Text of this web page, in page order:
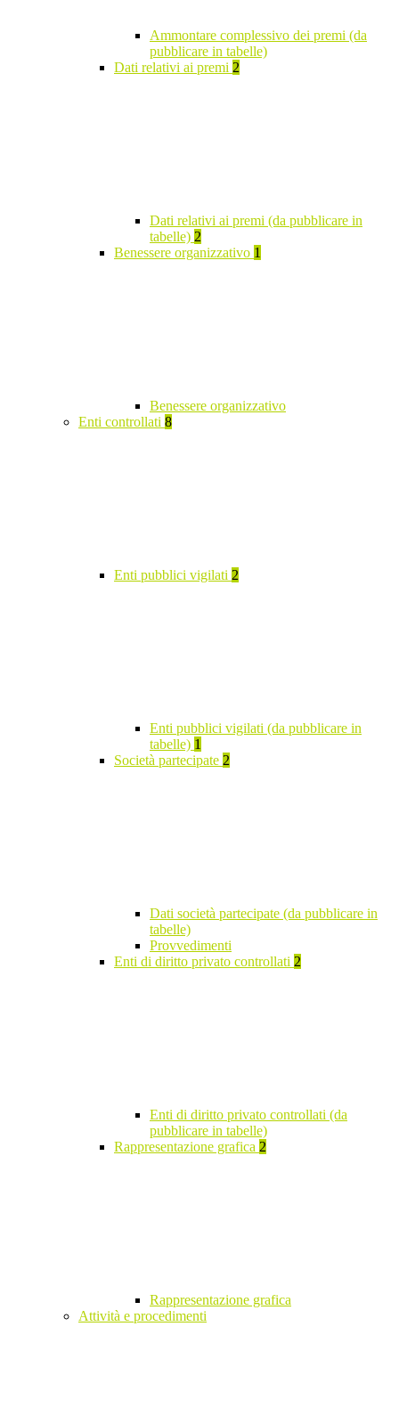
Ammontare complessivo dei premi (da
pubblicare in tabelle)
Dati relativi ai premi 2
Dati relativi ai premi (da pubblicare in
tabelle) 2
Benessere organizzativo 1
Benessere organizzativo
Enti controllati 8
Enti pubblici vigilati 2
Enti pubblici vigilati (da pubblicare in
tabelle) 1
Società partecipate 2
Dati società partecipate (da pubblicare in
tabelle)
Provvedimenti
Enti di diritto privato controllati 2
Enti di diritto privato controllati (da
pubblicare in tabelle)
Rappresentazione grafica 2
Rappresentazione grafica
Attività e procedimenti